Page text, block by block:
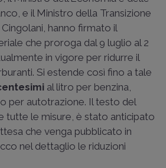
e il Ministro della Transizione
hanno firmato il
che proroga dal 9 luglio al 2
in vigore per ridurre il
Si estende così fino a tale
al litro per benzina,
per autotrazione. Il testo del
tutte le misure, è stato anticipato
che venga pubblicato in
nel dettaglio le riduzioni